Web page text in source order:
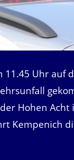
11.45 Uhr auf
Hohen Acht
Kempenich